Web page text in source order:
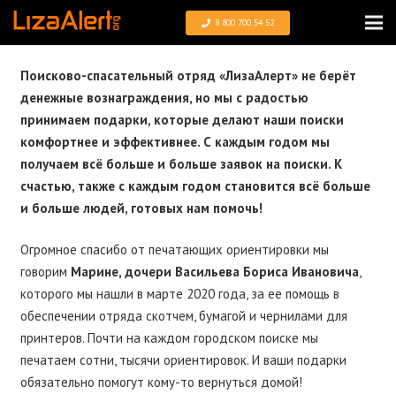
8 800 700 54 52
Поисково-спасательный отряд «ЛизаАлерт» не берёт
денежные вознаграждения, но мы с радостью
принимаем подарки, которые делают наши поиски
комфортнее и эффективнее. С каждым годом мы
получаем всё больше и больше заявок на поиски. К
счастью, также с каждым годом становится всё больше
и больше людей, готовых нам помочь!
Огромное спасибо от печатающих ориентировки мы
говорим Марине, дочери Васильева Бориса Ивановича,
которого мы нашли в марте 2020 года, за ее помощь в
обеспечении отряда скотчем, бумагой и чернилами для
принтеров. Почти на каждом городском поиске мы
печатаем сотни, тысячи ориентировок. И ваши подарки
обязательно помогут кому-то вернуться домой!